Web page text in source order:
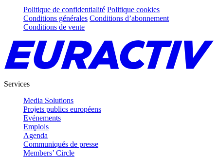
Politique de confidentialité Politique cookies
Conditions générales Conditions d’abonnement
Conditions de vente
Services
Media Solutions
Projets publics européens
Evénements
Emplois
Agenda
Communiqués de presse
Members’ Circle